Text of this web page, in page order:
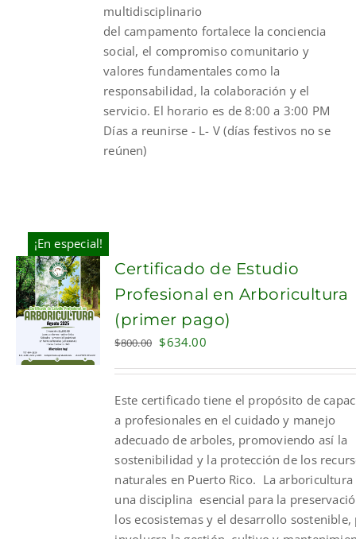
multidisciplinario
del campamento fortalece la conciencia
social, el compromiso comunitario y
valores fundamentales como la
responsabilidad, la colaboración y el
servicio. El horario es de 8:00 a 3:00 PM
Días a reunirse - L- V (días festivos no se
reúnen)
¡En especial!
ADD TO
CART
Certificado de Estudio
Profesional en Arboricultura
(primer pago)
$800.00 Original
$800.00.
$634.00Current
$634.00.
Este certificado tiene el propósito de
a profesionales en el cuidado y manejo
adecuado de arboles, promoviendo así la
sostenibilidad y la protección de los
naturales en Puerto Rico. La arboricultura
una disciplina esencial para la
los ecosistemas y el desarrollo sostenible,